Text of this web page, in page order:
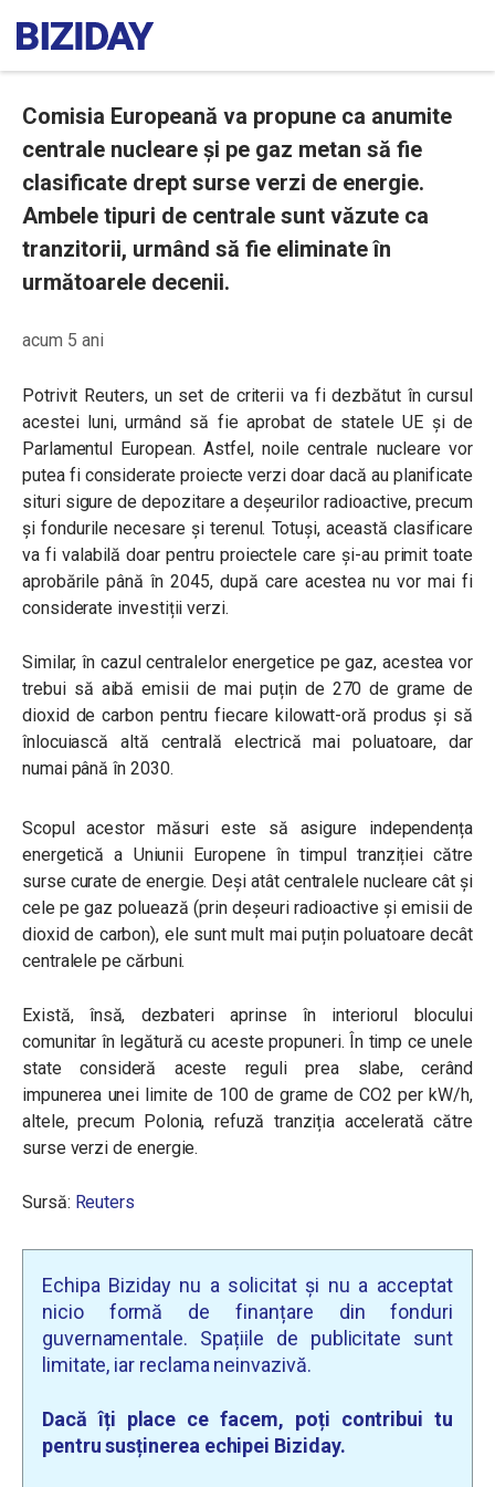
Comisia Europeană va propune ca anumite
centrale nucleare și pe gaz metan să fie
clasificate drept surse verzi de energie.
Ambele tipuri de centrale sunt văzute ca
tranzitorii, urmând să fie eliminate în
următoarele decenii.
acum 5 ani
Potrivit Reuters, un set de criterii va fi dezbătut în cursul
acestei luni, urmând să fie aprobat de statele UE și de
Parlamentul European. Astfel, noile centrale nucleare vor
putea fi considerate proiecte verzi doar dacă au planificate
situri sigure de depozitare a deșeurilor radioactive, precum
și fondurile necesare și terenul. Totuși, această clasificare
va fi valabilă doar pentru proiectele care și-au primit toate
aprobările până în 2045, după care acestea nu vor mai fi
considerate investiții verzi.
Similar, în cazul centralelor energetice pe gaz, acestea vor
trebui să aibă emisii de mai puțin de 270 de grame de
dioxid de carbon pentru fiecare kilowatt-oră produs și să
înlocuiască altă centrală electrică mai poluatoare, dar
numai până în 2030.
Scopul acestor măsuri este să asigure independența
energetică a Uniunii Europene în timpul tranziției către
surse curate de energie. Deși atât centralele nucleare cât și
cele pe gaz poluează (prin deșeuri radioactive și emisii de
dioxid de carbon), ele sunt mult mai puțin poluatoare decât
centralele pe cărbuni.
Există, însă, dezbateri aprinse în interiorul blocului
comunitar în legătură cu aceste propuneri. În timp ce unele
state consideră aceste reguli prea slabe, cerând
impunerea unei limite de 100 de grame de CO2 per kW/h,
altele, precum Polonia, refuză tranziția accelerată către
surse verzi de energie.
Sursă: Reuters
Echipa Biziday nu a solicitat și nu a acceptat
nicio formă de finanțare din fonduri
guvernamentale. Spațiile de publicitate sunt
limitate, iar reclama neinvazivă.
Dacă îți place ce facem, poți contribui tu
pentru susținerea echipei Biziday.